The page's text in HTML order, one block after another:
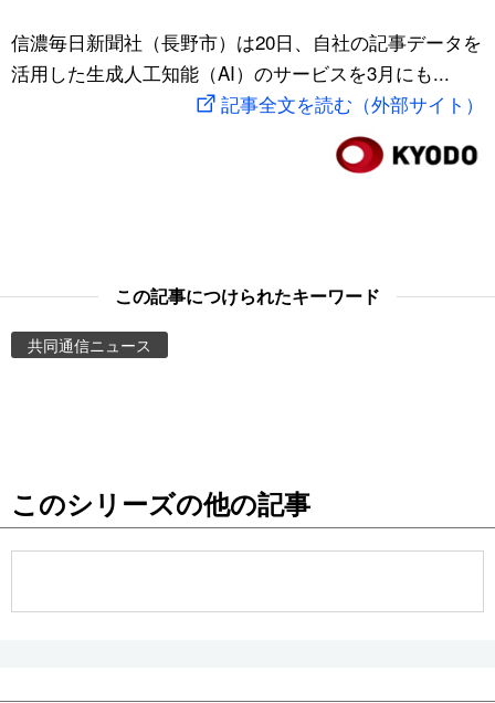
文化
動画/Live
Images
People
公式SNS
スポーツ・東京2020
信濃毎日新聞社（長野市）は20日、自社の記事データを
活用した生成人工知能（AI）のサービスを3月にも...
記事全文を読む（外部サイト）
この記事につけられたキーワード
共同通信ニュース
このシリーズの他の記事